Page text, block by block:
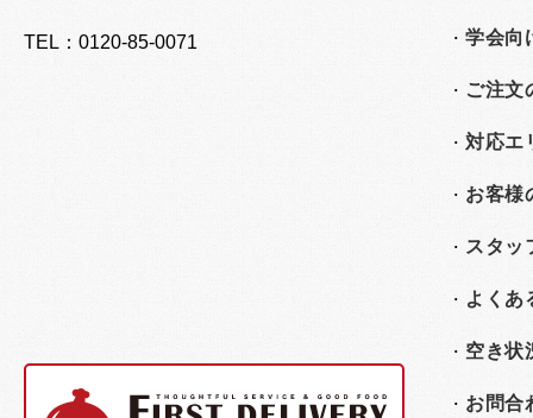
TEL：0120-85-0071 学会向
ご注文
対応エ
お客様
スタッ
よくあ
空き状
お問合